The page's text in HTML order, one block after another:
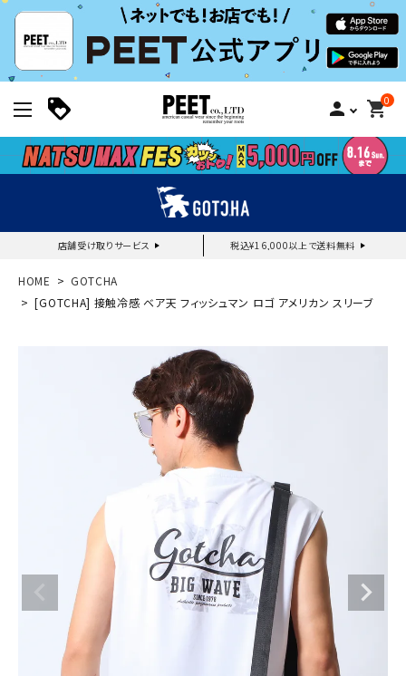
person 0
shopping_cart
店舗受け取りサービス 税込¥16,000以上で送料無料
新規会員登録｜ログイン
search
ブランドメニュー
ニュース・特集
ランキング
HOME
GOTCHA
[GOTCHA] 接触冷感 ベア天 フィッシュマン ロゴ アメリカン スリーブ